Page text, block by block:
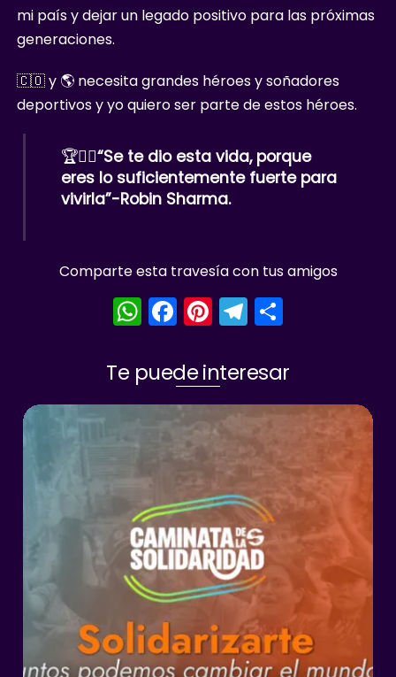
mi país y dejar un legado positivo para las próximas
generaciones.
🇨🇴 y 🌎 necesita grandes héroes y soñadores
deportivos y yo quiero ser parte de estos héroes.
🏆✊🏻“Se te dio esta vida, porque
eres lo suficientemente fuerte para
vivirla”-Robin Sharma.
Comparte esta travesía con tus amigos
W
h
a
ts
A
p
F
a
c
e
b
o
o
k
Pi
nt
er
e
st
T
el
e
gr
a
m
ar
e
Te puede interesar